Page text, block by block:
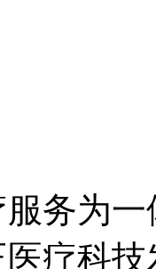
务为
疗科